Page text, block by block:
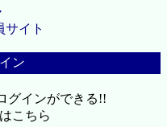
サイト
ン
グインができる!!
こちら